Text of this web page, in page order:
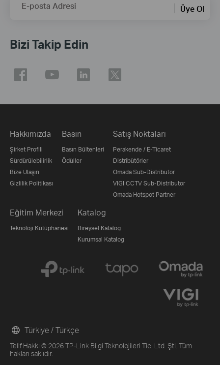
E-posta Adresi Üye Ol
Bizi Takip Edin
Hakkımızda
Şirket Profili
Sürdürülebilirlik
Bize Ulaşın
Gizlilik Politikası
Basın
Basın Bültenleri
Ödüller
Satış Noktaları
Perakende / E-Ticaret
Distribütörler
Omada Sub-Distributor
VIGI CCTV Sub-Distributor
Omada Hotspot Partner
Eğitim Merkezi
Teknoloji Kütüphanesi
Katalog
Bireysel Katalog
Kurumsal Katalog
Telif Hakkı © 2026 TP-Link Bilgi Teknolojileri Tic. Ltd. Şti. Tüm
hakları saklıdır.
Türkiye / Türkçe